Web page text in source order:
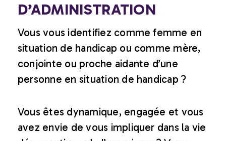
D’ADMINISTRATION
Vous vous identifiez comme femme en
situation de handicap ou comme mère,
conjointe ou proche aidante d’une
personne en situation de handicap ?
Vous êtes dynamique, engagée et vous
avez envie de vous impliquer dans la vie